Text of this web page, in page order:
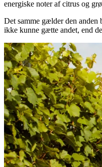
energiske noter af citrus og
Det samme gælder den
ikke kunne gætte andet, end